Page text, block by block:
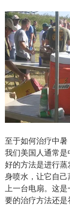
至于如何治疗中暑
我们美国人通常
好的方法是进行
身喷水，让它自
上一台电扇。这
要的治疗方法还是